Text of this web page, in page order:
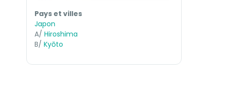
Pays et villes
Japon
A/ Hiroshima
B/ Kyōto